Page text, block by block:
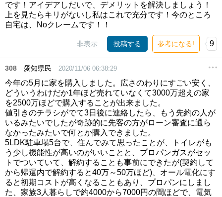
です！アイデアしだいで、デメリットを解決しましょう！
上を見たらキリがないし私はこれで充分です！今のところ
自宅は、Noクレームです！！
非表示 投稿する 参考になる! 9
308 愛知県民 2020/11/06 06:38:29
今年の5月に家を購入しました。広さのわりにすごい安く、
どういうわけだか1年ほど売れていなくて3000万超えの家
を2500万ほどで購入することが出来ました。
値引きのチラシがでて3日後に連絡したら、もう先約の人が
いるみたいでしたが奇跡的に先客の方がローン審査に通ら
なかったみたいで何とか購入できました。
5LDK駐車場5台で、住んでみて思ったことが、トイレがも
う少し機能性が高いのがいいことと、プロパンガスがセッ
トでついていて、解約することも事前にできたが(契約して
から帰還内で解約すると40万～50万ほど)、オール電化にす
ると初期コストが高くなることもあり、プロパンにしまし
た、家族3人暮らしで約4000から7000円の間ほどで、電気